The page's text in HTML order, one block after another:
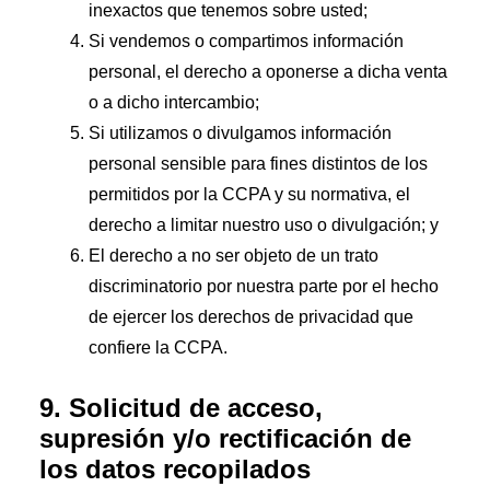
inexactos que tenemos sobre usted;
Si vendemos o compartimos información
personal, el derecho a oponerse a dicha venta
o a dicho intercambio;
Si utilizamos o divulgamos información
personal sensible para fines distintos de los
permitidos por la CCPA y su normativa, el
derecho a limitar nuestro uso o divulgación; y
El derecho a no ser objeto de un trato
discriminatorio por nuestra parte por el hecho
de ejercer los derechos de privacidad que
confiere la CCPA.
9. Solicitud de acceso,
supresión y/o rectificación de
los datos recopilados